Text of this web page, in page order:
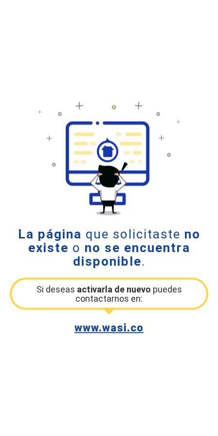
La página que solicitaste no
existe o no se encuentra
disponible.
Si deseas activarla de nuevo puedes
contactarnos en:
www.wasi.co